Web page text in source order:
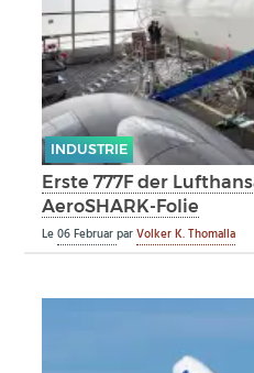
INDUSTRIE
Erste 777F der
AeroSHARK-Folie
Le06 FebruarparVolker K. Thomalla